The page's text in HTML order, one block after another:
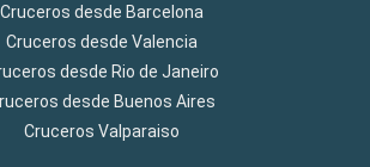
Cruceros desde Barcelona
Cruceros desde Valencia
desde Rio de Janeiro
desde Buenos Aires
Cruceros Valparaiso